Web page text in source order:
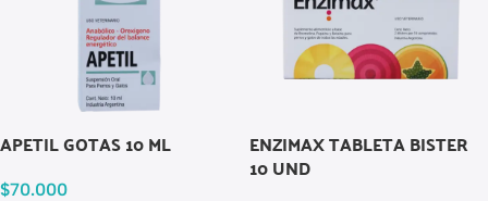
APETIL GOTAS 10 ML
$70.000
ENZIMAX TABLETA BISTER
10 UND